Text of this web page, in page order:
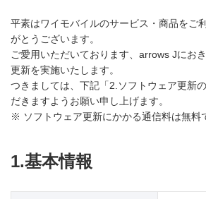
平素はワイモバイルのサービス・商品をご
がとうございます。
ご愛用いただいております、arrows Jにお
更新を実施いたします。
つきましては、下記「2.ソフトウェア更新
だきますようお願い申し上げます。
※ ソフトウェア更新にかかる通信料は無料
1.基本情報